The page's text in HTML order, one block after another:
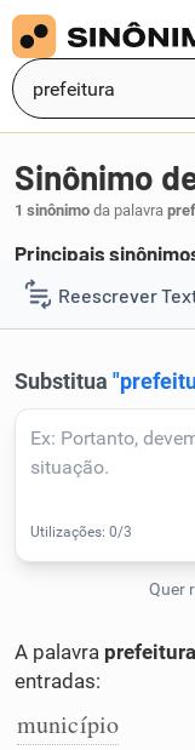
Reescrever
Corrigir Texto
Humanizador
Sinônimo
1 sinônimo da palavra
Principais
1
A palavra prefeitura
entradas:
município